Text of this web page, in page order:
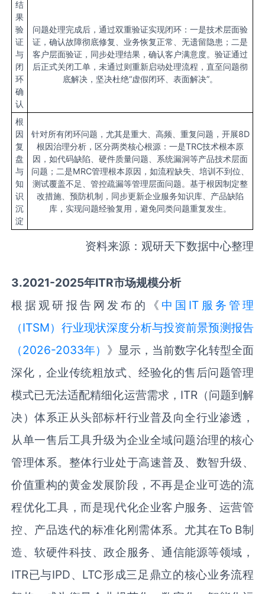
结
果
验
证
与
闭
环
确
认
问题处理完成后，通过双重验证实现闭环：一是技术层面验
证，确认故障彻底修复、业务恢复正常、无遗留隐患；二是
客户层面验证，同步处理结果，确认客户满意度。验证通过
后正式关闭工单，未通过则重新启动处理流程，直至问题彻
底解决，坚决杜绝“虚假闭环、表面解决”。
根
因
复
盘
与
知
识
沉
淀
针对所有闭环问题，尤其是重大、高频、重复问题，开展8D
根因治理分析，区分两类核心根源：一是TRC技术根本原
因，如代码缺陷、硬件质量问题、系统漏洞等产品技术层面
问题；二是MRC管理根本原因，如流程缺失、培训不到位、
测试覆盖不足、管控疏漏等管理层面问题。基于根因制定整
改措施、预防机制，同步更新企业服务知识库、产品缺陷
库，实现问题经验复用，避免同类问题重复发生。
资料来源：观研天下数据中心整理
3.2021-2025年ITR市场规模分析
根据观研报告网发布的《 中国IT服务管理
（ITSM）‌‌‌行业现状深度分析与投资前景预测报告
（2026-2033年） 》显示，当前数字化转型全面
深化，企业传统粗放式、经验化的售后问题管理
模式已无法适配精细化运营需求，ITR（问题到解
决）体系正从头部标杆行业普及向全行业渗透，
从单一售后工具升级为企业全域问题治理的核心
管理体系。整体行业处于高速普及、数智升级、
价值重构的黄金发展阶段，不再是企业可选的流
程优化工具，而是现代化企业客户服务、运营管
控、产品迭代的标准化刚需体系。尤其在To B制
造、软硬件科技、政企服务、通信能源等领域，
ITR已与IPD、LTC形成三足鼎立的核心业务流程